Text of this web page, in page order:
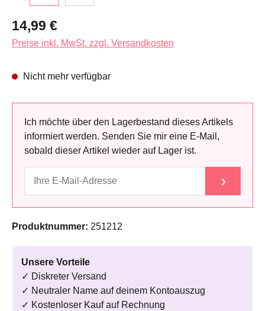
Regulärer Preis:
14,99 €
Preise inkl. MwSt. zzgl. Versandkosten
Nicht mehr verfügbar
Ich möchte über den Lagerbestand dieses Artikels
informiert werden. Senden Sie mir eine E-Mail,
sobald dieser Artikel wieder auf Lager ist.
›
Produktnummer: 251212
Unsere Vorteile
✓ Diskreter Versand
✓ Neutraler Name auf deinem Kontoauszug
✓ Kostenloser Kauf auf Rechnung